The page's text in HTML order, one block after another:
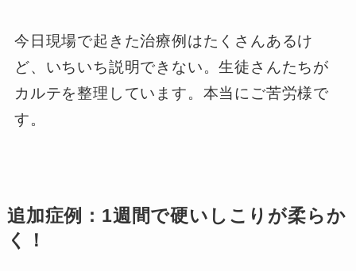
今日現場で起きた治療例はたくさんあるけ
ど、いちいち説明できない。生徒さんたちが
カルテを整理しています。本当にご苦労様で
す。
追加症例：1週間で硬いしこりが柔らか
く！